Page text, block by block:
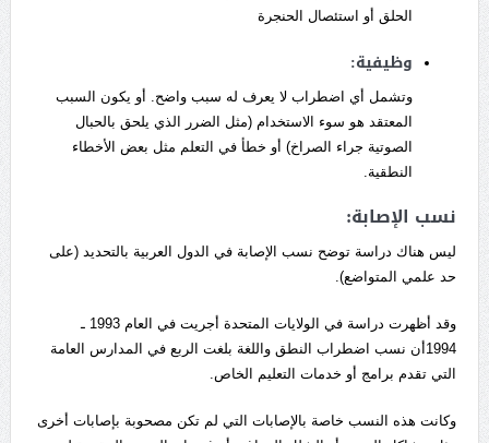
الحلق أو استئصال الحنجرة
وظيفية:
وتشمل أي اضطراب لا يعرف له سبب واضح. أو يكون السبب
المعتقد هو سوء الاستخدام (مثل الضرر الذي يلحق بالحبال
الصوتية جراء الصراخ) أو خطأ في التعلم مثل بعض الأخطاء
النطقية.
نسب الإصابة:
ليس هناك دراسة توضح نسب الإصابة في الدول العربية بالتحديد (على
حد علمي المتواضع).
وقد أظهرت دراسة في الولايات المتحدة أجريت في العام 1993 ـ
1994أن نسب اضطراب النطق واللغة بلغت الربع في المدارس العامة
التي تقدم برامج أو خدمات التعليم الخاص.
وكانت هذه النسب خاصة بالإصابات التي لم تكن مصحوبة بإصابات أخرى